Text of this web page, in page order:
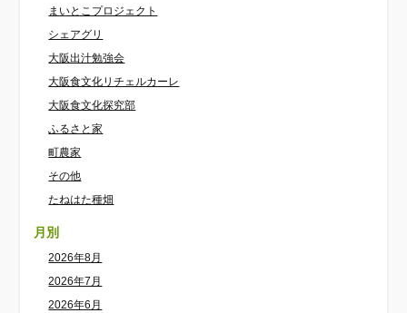
まいとこプロジェクト
シェアグリ
大阪出汁勉強会
大阪食文化リチェルカーレ
大阪食文化探究部
ふるさと家
町農家
その他
たねはた種畑
月別
2026年8月
2026年7月
2026年6月